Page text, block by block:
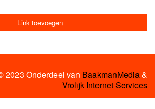
Link toevoegen
2023 Onderdeel van BaakmanMedia&
Vrolijk Internet Services